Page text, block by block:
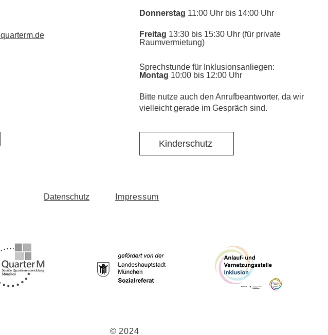
Donnerstag 11:00 Uhr bis 14:00 Uhr
Freitag 13:30 bis 15:30 Uhr (für private
Raumvermietung)
Sprechstunde für Inklusionsanliegen:
Montag 10:00 bis 12:00 Uhr
​Bitte nutze auch den Anrufbeantworter, da wir
vielleicht gerade im Gespräch sind.
Kinderschutz
Datenschutz Impressum
© 2024